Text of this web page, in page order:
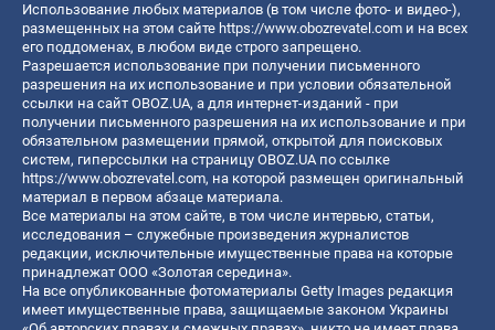
Использование любых материалов (в том числе фото- и видео-),
размещенных на этом сайте https://www.obozrevatel.com и на всех
его поддоменах, в любом виде строго запрещено.
Разрешается использование при получении письменного
разрешения на их использование и при условии обязательной
ссылки на сайт OBOZ.UA, а для интернет-изданий - при
получении письменного разрешения на их использование и при
обязательном размещении прямой, открытой для поисковых
систем, гиперссылки на страницу OBOZ.UA по ссылке
https://www.obozrevatel.com, на которой размещен оригинальный
материал в первом абзаце материала.
Все материалы на этом сайте, в том числе интервью, статьи,
исследования – служебные произведения журналистов
редакции, исключительные имущественные права на которые
принадлежат ООО «Золотая середина».
На все опубликованные фотоматериалы Getty Images редакция
имеет имущественные права, защищаемые законом Украины